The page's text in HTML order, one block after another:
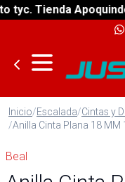
Tienda Apoquindo
Inicio/Escalada/Cintas y
/Anilla Cinta Plana 18 MM
Beal